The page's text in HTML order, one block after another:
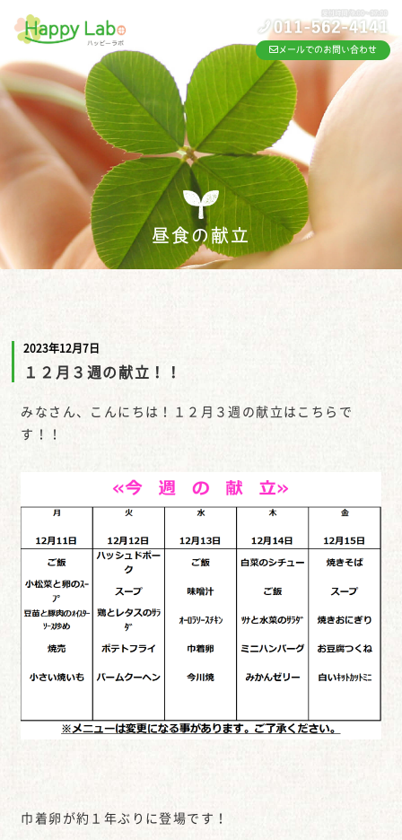
メールでのお問い合わせ
昼食の献立
2023年12月7日
１２月３週の献立！！
みなさん、こんにちは！１２月３週の献立はこちらで
す！！
巾着卵が約１年ぶりに登場です！